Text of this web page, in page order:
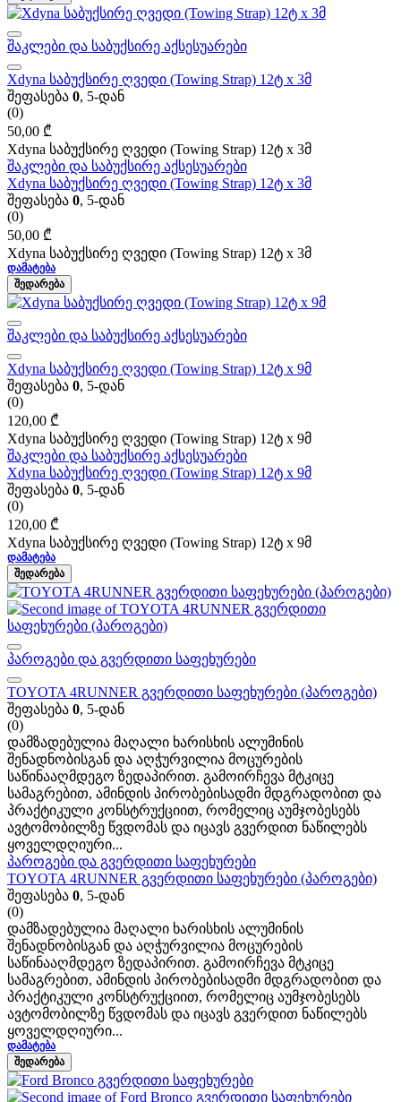
შაკლები და საბუქსირე აქსესუარები
Xdyna საბუქსირე ღვედი (Towing Strap) 12ტ x 3მ
შეფასება 0, 5-დან
(0)
50,00 ₾
Xdyna საბუქსირე ღვედი (Towing Strap) 12ტ x 3მ
შაკლები და საბუქსირე აქსესუარები
Xdyna საბუქსირე ღვედი (Towing Strap) 12ტ x 3მ
შეფასება 0, 5-დან
(0)
50,00 ₾
Xdyna საბუქსირე ღვედი (Towing Strap) 12ტ x 3მ
ᲓᲐᲛᲐᲢᲔᲑᲐ
ᲨᲔᲓᲐᲠᲔᲑᲐ
შაკლები და საბუქსირე აქსესუარები
Xdyna საბუქსირე ღვედი (Towing Strap) 12ტ x 9მ
შეფასება 0, 5-დან
(0)
120,00 ₾
Xdyna საბუქსირე ღვედი (Towing Strap) 12ტ x 9მ
შაკლები და საბუქსირე აქსესუარები
Xdyna საბუქსირე ღვედი (Towing Strap) 12ტ x 9მ
შეფასება 0, 5-დან
(0)
120,00 ₾
Xdyna საბუქსირე ღვედი (Towing Strap) 12ტ x 9მ
ᲓᲐᲛᲐᲢᲔᲑᲐ
ᲨᲔᲓᲐᲠᲔᲑᲐ
პაროგები და გვერდითი საფეხურები
TOYOTA 4RUNNER გვერდითი საფეხურები (პაროგები)
შეფასება 0, 5-დან
(0)
დამზადებულია მაღალი ხარისხის ალუმინის
შენადნობისგან და აღჭურვილია მოცურების
საწინააღმდეგო ზედაპირით. გამოირჩევა მტკიცე
სამაგრებით, ამინდის პირობებისადმი მდგრადობით და
პრაქტიკული კონსტრუქციით, რომელიც აუმჯობესებს
ავტომობილზე წვდომას და იცავს გვერდით ნაწილებს
ყოველდღიური...
პაროგები და გვერდითი საფეხურები
TOYOTA 4RUNNER გვერდითი საფეხურები (პაროგები)
შეფასება 0, 5-დან
(0)
დამზადებულია მაღალი ხარისხის ალუმინის
შენადნობისგან და აღჭურვილია მოცურების
საწინააღმდეგო ზედაპირით. გამოირჩევა მტკიცე
სამაგრებით, ამინდის პირობებისადმი მდგრადობით და
პრაქტიკული კონსტრუქციით, რომელიც აუმჯობესებს
ავტომობილზე წვდომას და იცავს გვერდით ნაწილებს
ყოველდღიური...
ᲓᲐᲛᲐᲢᲔᲑᲐ
ᲨᲔᲓᲐᲠᲔᲑᲐ